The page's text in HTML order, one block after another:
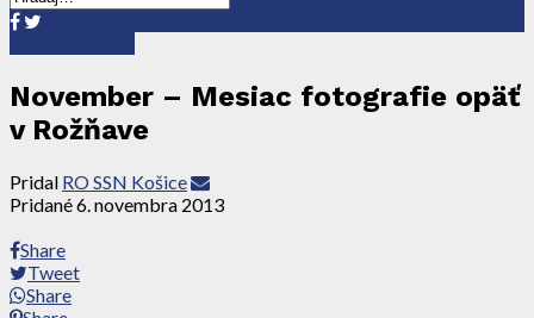
November – Mesiac fotografie opäť
v Rožňave
Pridal RO SSN Košice
Pridané6. novembra 2013
Share
Tweet
Share